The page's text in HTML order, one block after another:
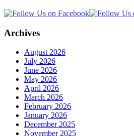
Archives
August 2026
July 2026
June 2026
May 2026
April 2026
March 2026
February 2026
January 2026
December 2025
November 2025